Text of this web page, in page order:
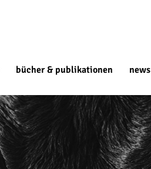
bücher & publikationen news